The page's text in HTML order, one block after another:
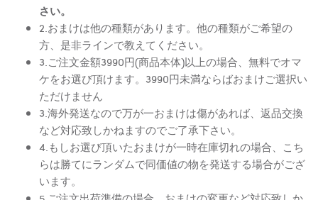
さい。
2.おまけは他の種類があります。他の種類がご希望の
方、是非ラインで教えてください。
3.ご注文金額3990円(商品本体)以上の場合、無料でオマ
ケをお選び頂けます。3990円未満ならばおまけご選択い
ただけません
3.海外発送なので万が一おまけは傷があれば、返品交換
など対応致しかねますのでご了承下さい。
4.もしお選び頂いたおまけが一時在庫切れの場合、こち
らは勝てにランダムで同価値の物を発送する場合がござ
います。